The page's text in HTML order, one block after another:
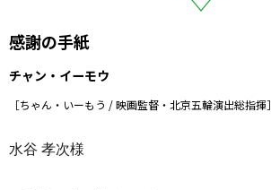
感謝の手紙
チャン・イーモウ
［ちゃん・いーもう / 映画監督・北京五輪演出総指揮］
水谷 孝次様